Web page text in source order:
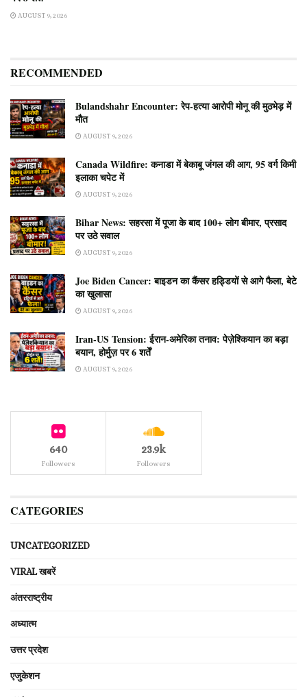
AUGUST 9, 2026
RECOMMENDED
Bulandshahr Encounter: रेप-हत्या आरोपी मोनू की मुठभेड़ में
मौत
AUGUST 9, 2026
Canada Wildfire: कनाडा में बेकाबू जंगल की आग, 95 वर्ग किमी
इलाका चपेट में
AUGUST 9, 2026
Bihar News: सहरसा में पूजा के बाद 100+ लोग बीमार, प्रसाद
पर उठे सवाल
AUGUST 9, 2026
Joe Biden Cancer: बाइडन का कैंसर हड्डियों से आगे फैला, बेटे
का खुलासा
AUGUST 9, 2026
Iran-US Tension: ईरान-अमेरिका तनाव: पेज़ेश्कियान का बड़ा
बयान, होर्मुज़ पर 6 शर्तें
AUGUST 9, 2026
640
Followers
23.9k
Followers
CATEGORIES
UNCATEGORIZED
VIRAL खबरें
अंतरराष्ट्रीय
अध्यात्म
उत्तर प्रदेश
एजुकेशन